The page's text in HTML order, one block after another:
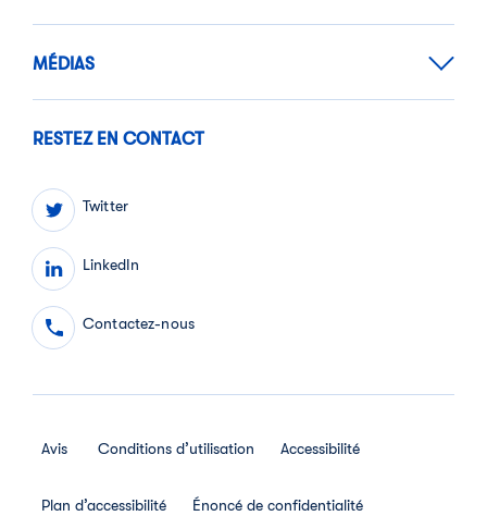
MÉDIAS
RESTEZ EN CONTACT
Twitter
LinkedIn
Contactez-nous
Avis Conditions d’utilisation Accessibilité
Plan d’accessibilité Énoncé de confidentialité